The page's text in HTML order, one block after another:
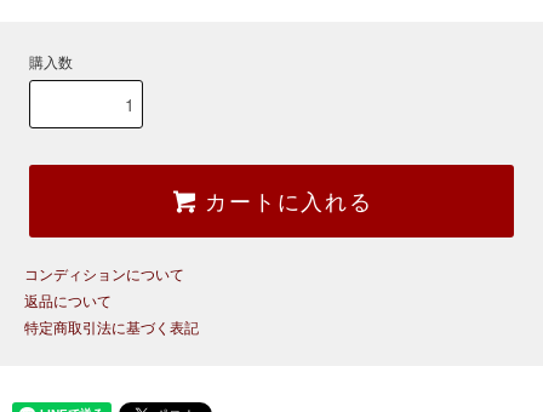
購入数
カートに入れる
コンディションについて
返品について
特定商取引法に基づく表記